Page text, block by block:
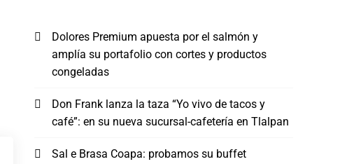
Dolores Premium apuesta por el salmón y
amplía su portafolio con cortes y productos
congeladas
Don Frank lanza la taza “Yo vivo de tacos y
café”: en su nueva sucursal-cafetería en Tlalpan
Sal e Brasa Coapa: probamos su buffet